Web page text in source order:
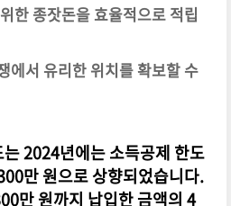
한 종잣돈을 효율적으로 적립
에서 유리한 위치를 확보할 수
2024년에는 소득공제 한도
만 원으로 상향되었습니다.
만 원까지 납입한 금액의 4